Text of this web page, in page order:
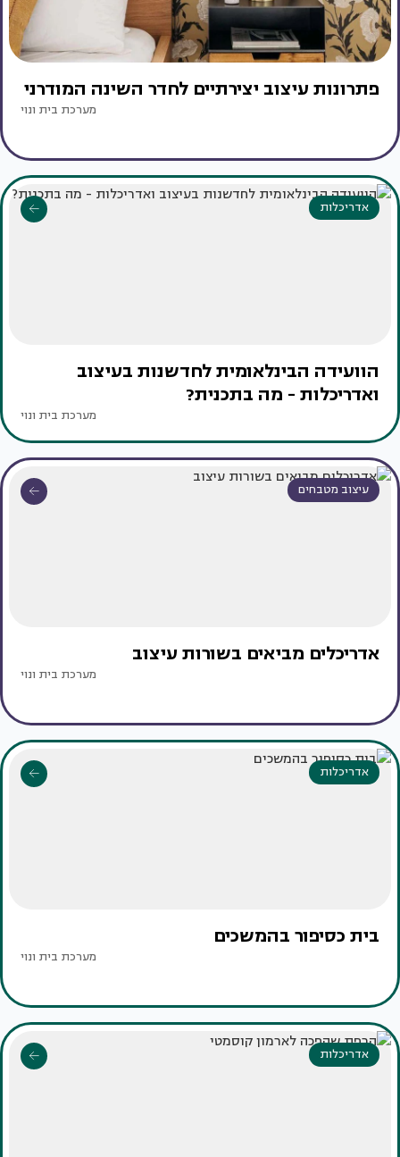
פתרונות עיצוב יצירתיים לחדר השינה המודרני
מערכת בית ונוי
אדריכלות
הוועידה הבינלאומית לחדשנות בעיצוב
ואדריכלות - מה בתכנית?
מערכת בית ונוי
עיצוב מטבחים
אדריכלים מביאים בשורות עיצוב
מערכת בית ונוי
אדריכלות
בית כסיפור בהמשכים
מערכת בית ונוי
אדריכלות